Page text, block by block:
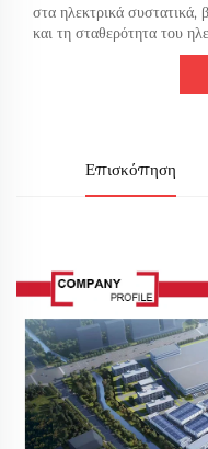
στα ηλεκτρικά συστατικά,
και τη σταθερότητα του
Επισκόπηση